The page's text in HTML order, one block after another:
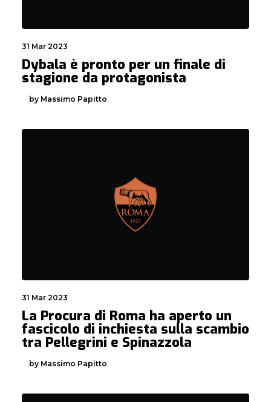
31 Mar 2023
Dybala è pronto per un finale di
stagione da protagonista
by Massimo Papitto
31 Mar 2023
La Procura di Roma ha aperto un
fascicolo di inchiesta sulla scambio
tra Pellegrini e Spinazzola
by Massimo Papitto